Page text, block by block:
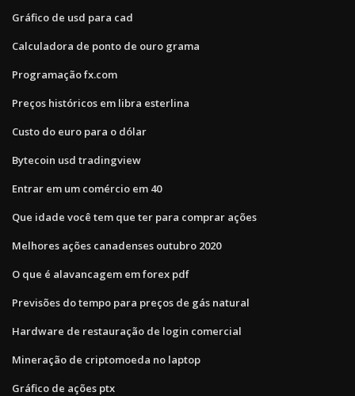
Gráfico de usd para cad
Calculadora de ponto de ouro grama
Programação fx.com
Preços históricos em libra esterlina
Custo do euro para o dólar
Bytecoin usd tradingview
Entrar em um comércio em 40
Que idade você tem que ter para comprar ações
Melhores ações canadenses outubro 2020
O que é alavancagem em forex pdf
Previsões do tempo para preços de gás natural
Hardware de restauração de login comercial
Mineração de criptomoeda no laptop
Gráfico de ações ptx